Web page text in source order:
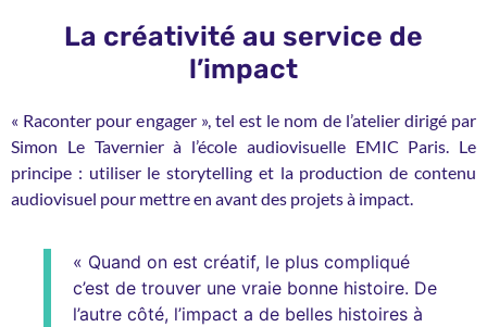
La créativité au service de
l’impact
« Raconter pour engager », tel est le nom de l’atelier dirigé par
Simon Le Tavernier à l’école audiovisuelle EMIC Paris. Le
principe : utiliser le storytelling et la production de contenu
audiovisuel pour mettre en avant des projets à impact.
« Quand on est créatif, le plus compliqué
c’est de trouver une vraie bonne histoire. De
l’autre côté, l’impact a de belles histoires à